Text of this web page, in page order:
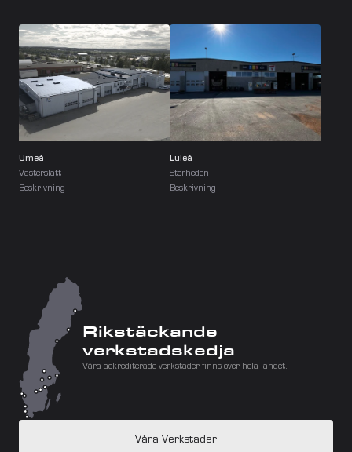
Umeå
Västerslätt
Beskrivning
Luleå
Storheden
Beskrivning
Rikstäckande
verkstadskedja
Våra ackrediterade verkstäder finns över hela landet.
Våra Verkstäder